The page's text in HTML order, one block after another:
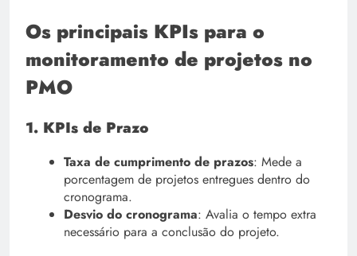
Os principais KPIs para o
monitoramento de projetos no
PMO
1. KPIs de Prazo
Taxa de cumprimento de prazos: Mede a
porcentagem de projetos entregues dentro do
cronograma.
Desvio do cronograma: Avalia o tempo extra
necessário para a conclusão do projeto.